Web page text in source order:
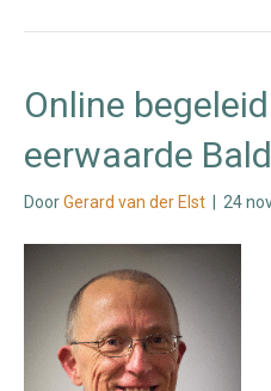
Online
eerwaarde
DoorGerard van der Elst 24